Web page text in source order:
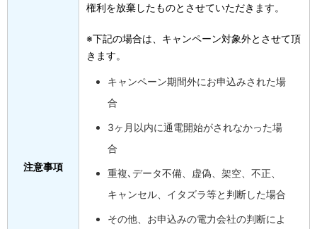
注意事項
権利を放棄したものとさせていただきます。
※下記の場合は、キャンペーン対象外とさせて頂
きます。
キャンペーン期間外にお申込みされた場
合
3ヶ月以内に通電開始がされなかった場
合
重複､データ不備、虚偽、架空、不正、
キャンセル、イタズラ等と判断した場合
その他、お申込みの電力会社の判断によ